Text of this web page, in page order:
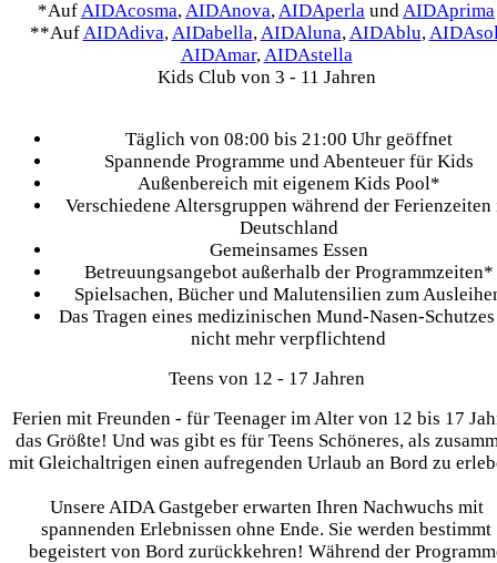
*Auf AIDAcosma, AIDAnova, AIDAperla und AIDAprima
**Auf AIDAdiva, AIDabella, AIDAluna, AIDAblu,
AIDAmar, AIDAstella
Kids Club von 3 - 11 Jahren
Täglich von 08:00 bis 21:00 Uhr geöffnet
Spannende Programme und Abenteuer für Kids
Außenbereich mit eigenem Kids Pool*
Verschiedene Altersgruppen während der Ferienzeiten
Deutschland
Gemeinsames Essen
Betreuungsangebot außerhalb der Programmzeiten*
Spielsachen, Bücher und Malutensilien zum
Das Tragen eines medizinischen Mund-Nasen-
nicht mehr verpflichtend
Teens von 12 - 17 Jahren
Ferien mit Freunden - für Teenager im Alter von 12 bis 17
das Größte! Und was gibt es für Teens Schöneres, als
mit Gleichaltrigen einen aufregenden Urlaub an Bord zu
Unsere AIDA Gastgeber erwarten Ihren Nachwuchs mit
spannenden Erlebnissen ohne Ende. Sie werden bestimmt
begeistert von Bord zurückkehren! Während der